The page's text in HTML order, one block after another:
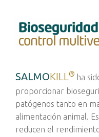
SALMOKILL® ha
proporcionar
patógenos tanto en
alimentación animal.
reducen el